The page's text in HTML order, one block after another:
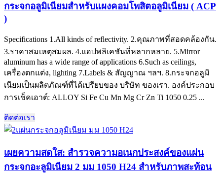
กระจกอลูมิเนียมสำหรับแผงคอมโพสิตอลูมิเนียม ( ACP
)
Specifications 1.All kinds of reflectivity. 2.คุณภาพที่สอดคล้องกัน.
3.ราคาสมเหตุสมผล. 4.แอปพลิเคชันที่หลากหลาย. 5.Mirror
aluminum has a wide range of applications 6.Such as ceilings,
เครื่องตกแต่ง, lighting 7.Labels & สัญญาณ ฯลฯ. 8.กระจกอลูมิ
เนียมเป็นผลิตภัณฑ์ที่ได้เปรียบของ บริษัท ของเรา. องค์ประกอบ
การเช็คเอาต์: ALLOY Si Fe Cu Mn Mg Cr Zn Ti 1050 0.25 ...
ติดต่อเรา
เผยความสดใส: สำรวจความอเนกประสงค์ของแผ่น
กระจกอะลูมิเนียม 2 มม 1050 H24 สำหรับภาพสะท้อน